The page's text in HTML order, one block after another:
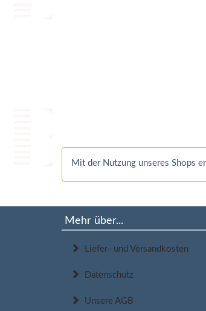
Mit der Nutzung unseres Shops
Mehr über...
Liefer- und Versandkosten
Datenschutz
Unsere AGB